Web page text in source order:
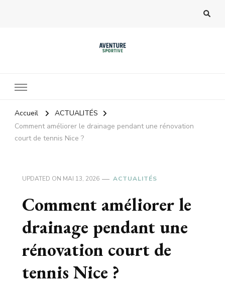
Accueil
ACTUALITÉS
Comment améliorer le drainage pendant une rénovation
court de tennis Nice ?
UPDATED ON MAI 13, 2026 ACTUALITÉS
Comment améliorer le
drainage pendant une
rénovation court de
tennis Nice ?